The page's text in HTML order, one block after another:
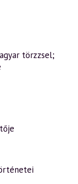
törzzsel;